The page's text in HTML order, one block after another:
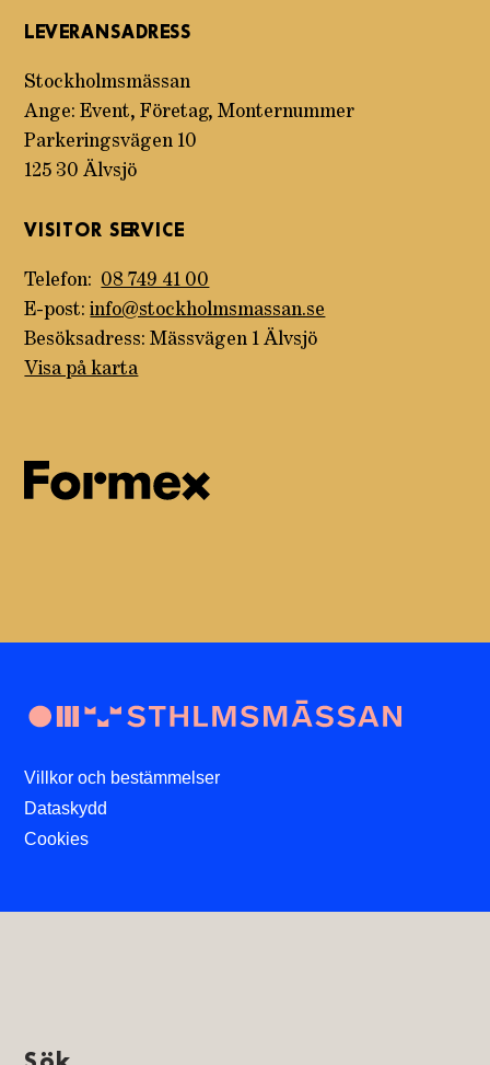
LEVERANSADRESS
Stockholmsmässan
Ange: Event, Företag, Monternummer
Parkeringsvägen 10
125 30 Älvsjö
VISITOR SERVICE
Telefon: 08 749 41 00
E-post:info@stockholmsmassan.se
Besöksadress: Mässvägen 1 Älvsjö
Visa på karta
Villkor och bestämmelser
Dataskydd
Cookies